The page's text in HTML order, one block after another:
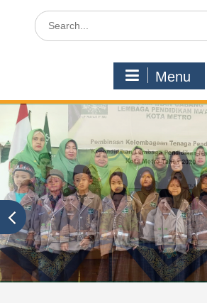
Search
for:
Menu